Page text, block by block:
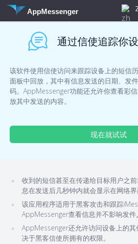
AppMessenger
通过信使追踪你
该软件使用信使访问来跟踪设备上的短信
面板中回放，其中有信息发送的日期、发
码。AppMessenger功能还允许你查看彩
放其中发送的内容。
现在就试试
收到的短信甚至在传递给目标用户之
息在发送后几秒钟内就会显示在网络界
该应用程序适用于黑客攻击和跟踪
AppMessenger查看信息并不影响发件
AppMessenger还允许访问设备上的
决于黑客信使所拥有的权限。